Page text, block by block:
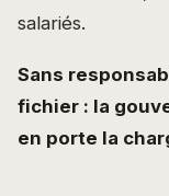
salariés.
Sans
fichier : la
en porte la